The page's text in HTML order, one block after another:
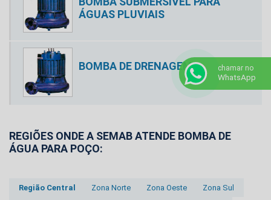
ÁGUAS PLUVIAIS
BOMBA DE DRENAGEM
REGIÕES ONDE A SEMAB ATENDE BOMBA DE
ÁGUA PARA POÇO:
Região Central Zona Norte Zona Oeste Zona Sul
chamar no
WhatsApp